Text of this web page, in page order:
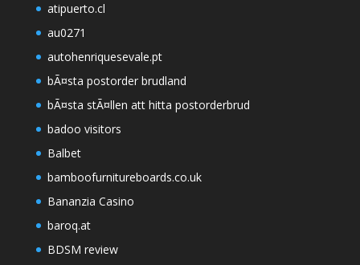
atipuerto.cl
au0271
autohenriquesevale.pt
bÃ¤sta postorder brudland
bÃ¤sta stÃ¤llen att hitta postorderbrud
badoo visitors
Balbet
bamboofurnitureboards.co.uk
Bananzia Casino
baroq.at
BDSM review